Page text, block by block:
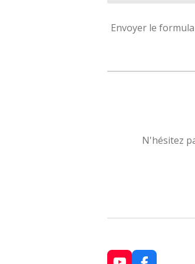
Envoyer le
N'hésitez